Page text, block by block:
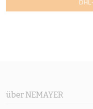
über NEMAYER